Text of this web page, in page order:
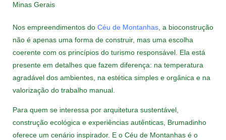
Nos empreendimentos do Céu de Montanhas, a bioconstrução
não é apenas uma forma de construir, mas uma escolha
coerente com os princípios do turismo responsável. Ela está
presente em detalhes que fazem diferença: na temperatura
agradável dos ambientes, na estética simples e orgânica e na
valorização do trabalho manual.
Para quem se interessa por arquitetura sustentável,
construção ecológica e experiências autênticas, Brumadinho
oferece um cenário inspirador. E o Céu de Montanhas é o